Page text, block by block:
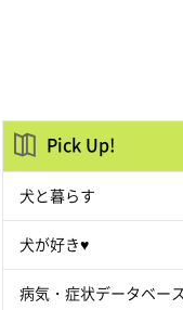
Pick Up!
犬と暮らす
犬が好き♥
病気・症状データベース